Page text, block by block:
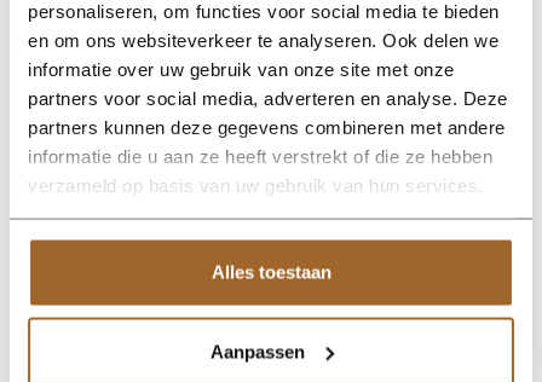
personaliseren, om functies voor social media te bieden
en om ons websiteverkeer te analyseren. Ook delen we
informatie over uw gebruik van onze site met onze
partners voor social media, adverteren en analyse. Deze
partners kunnen deze gegevens combineren met andere
informatie die u aan ze heeft verstrekt of die ze hebben
verzameld op basis van uw gebruik van hun services.
Alles toestaan
Aanpassen
onderstaande RAL kleuren
Plantenbak RAL 1015 licht ivoorkleurig
Plantenbak RAL 7044 Zijdegrijs
Plantenbak RAL 7006 Beigegrijs
Plantenbak RAL 9002 Grijswit
Plantenbak RAL 7031 Blauwgrijs
Plantenbak RAL 8004 Koperbruin
Plantenbak RAL 1019 Grijsbeige
Plantenbak RAL 3015 Lichtroze
Plantenbak RAL 4004 Bordeauxpaars
Plantenbak RAL 5002 Ultramarijnblauw